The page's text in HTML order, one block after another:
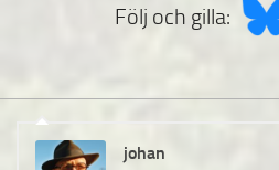
Följ och gilla:
johan